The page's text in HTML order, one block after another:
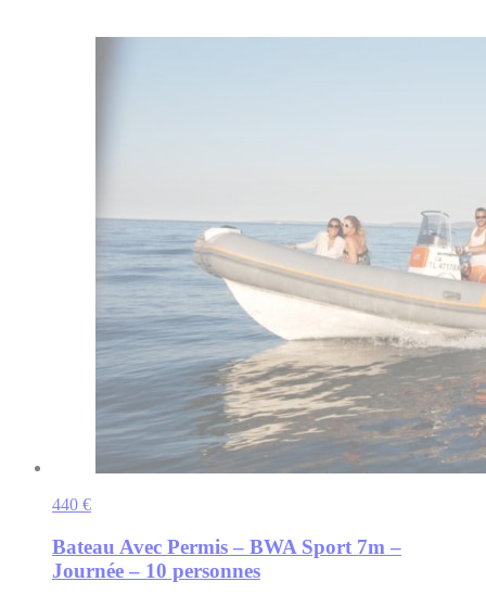
440 €
Bateau Avec Permis – BWA Sport 7m –
Journée – 10 personnes